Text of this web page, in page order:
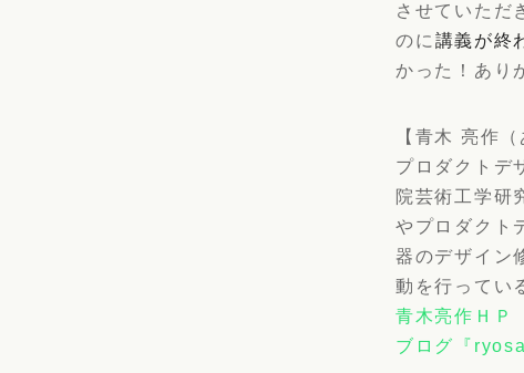
させていただ
のに 講義が終
かった！あり
【青木 亮作
プロダクトデ
院芸術工学研
やプロダクト
器のデザイン
動を行ってい
青木亮作ＨＰ
ブログ『